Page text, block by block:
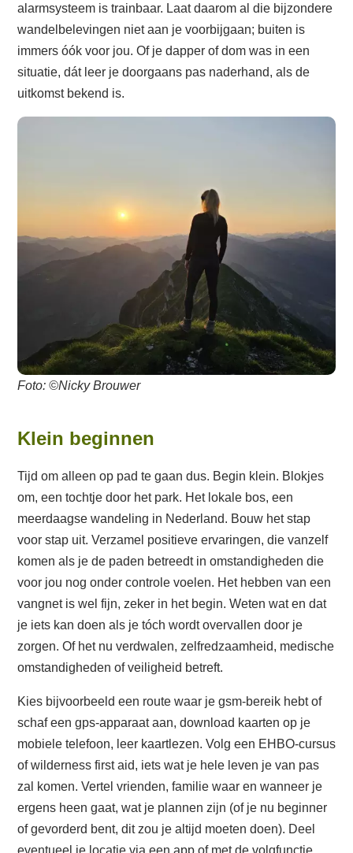
alarmsysteem is trainbaar. Laat daarom al die bijzondere
wandelbelevingen niet aan je voorbijgaan; buiten is
immers óók voor jou. Of je dapper of dom was in een
situatie, dát leer je doorgaans pas naderhand, als de
uitkomst bekend is.
Foto: ©Nicky Brouwer
Klein beginnen
Tijd om alleen op pad te gaan dus. Begin klein. Blokjes
om, een tochtje door het park. Het lokale bos, een
meerdaagse wandeling in Nederland. Bouw het stap
voor stap uit. Verzamel positieve ervaringen, die vanzelf
komen als je de paden betreedt in omstandigheden die
voor jou nog onder controle voelen. Het hebben van een
vangnet is wel fijn, zeker in het begin. Weten wat en dat
je iets kan doen als je tóch wordt overvallen door je
zorgen. Of het nu verdwalen, zelfredzaamheid, medische
omstandigheden of veiligheid betreft.
Kies bijvoorbeeld een route waar je gsm-bereik hebt of
schaf een gps-apparaat aan, download kaarten op je
mobiele telefoon, leer kaartlezen. Volg een EHBO-cursus
of wilderness first aid, iets wat je hele leven je van pas
zal komen. Vertel vrienden, familie waar en wanneer je
ergens heen gaat, wat je plannen zijn (of je nu beginner
of gevorderd bent, dit zou je altijd moeten doen). Deel
eventueel je locatie via een app of met de volgfunctie